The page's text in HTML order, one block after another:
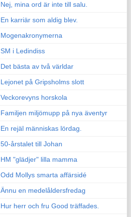
Nej, mina ord är inte till salu.
En karriär som aldig blev.
Mogenakronymerna
SM i Ledindiss
Det bästa av två världar
Lejonet på Gripsholms slott
Veckorevyns horskola
Familjen miljömupp på nya äventyr
En rejäl människas lördag.
50-årstalet till Johan
HM "glädjer" lilla mamma
Odd Mollys smarta affärsidé
Ännu en medelåldersfredag
Hur herr och fru Good träffades.